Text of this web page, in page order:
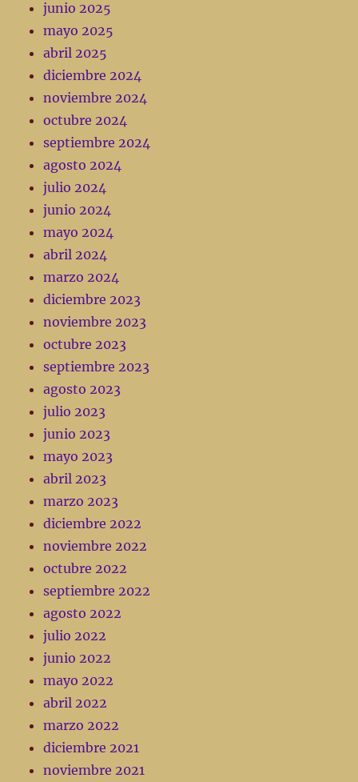
junio 2025
mayo 2025
abril 2025
diciembre 2024
noviembre 2024
octubre 2024
septiembre 2024
agosto 2024
julio 2024
junio 2024
mayo 2024
abril 2024
marzo 2024
diciembre 2023
noviembre 2023
octubre 2023
septiembre 2023
agosto 2023
julio 2023
junio 2023
mayo 2023
abril 2023
marzo 2023
diciembre 2022
noviembre 2022
octubre 2022
septiembre 2022
agosto 2022
julio 2022
junio 2022
mayo 2022
abril 2022
marzo 2022
diciembre 2021
noviembre 2021